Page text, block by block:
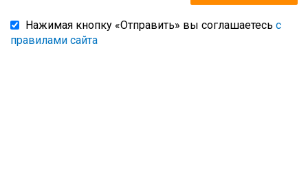
Нажимая кнопку «Отправить» вы соглашаетесь с
правилами сайта